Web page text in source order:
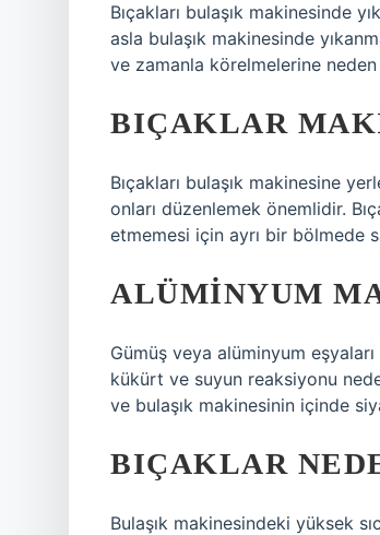
Bıçakları bulaşık makinesinde
asla bulaşık makinesinde
ve zamanla körelmelerine neden
BIÇAKLAR
Bıçakları bulaşık makinesine
onları düzenlemek önemlidir.
etmemesi için ayrı bir bölmede
ALÜMINYUM
Gümüş veya alüminyum
kükürt ve suyun reaksiyonu
ve bulaşık makinesinin içinde
BIÇAKLAR
Bulaşık makinesindeki yüksek